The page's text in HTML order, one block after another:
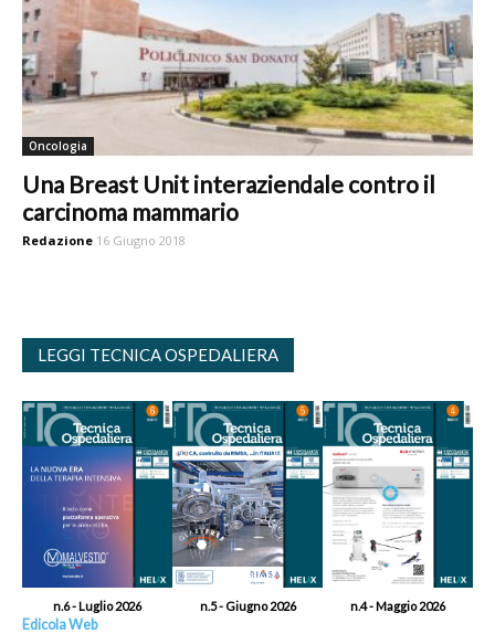
Oncologia
Una Breast Unit interaziendale contro il
carcinoma mammario
Redazione 16 Giugno 2018
LEGGI TECNICA OSPEDALIERA
n.6 - Luglio 2026 n.5 - Giugno 2026 n.4 - Maggio 2026
Edicola Web